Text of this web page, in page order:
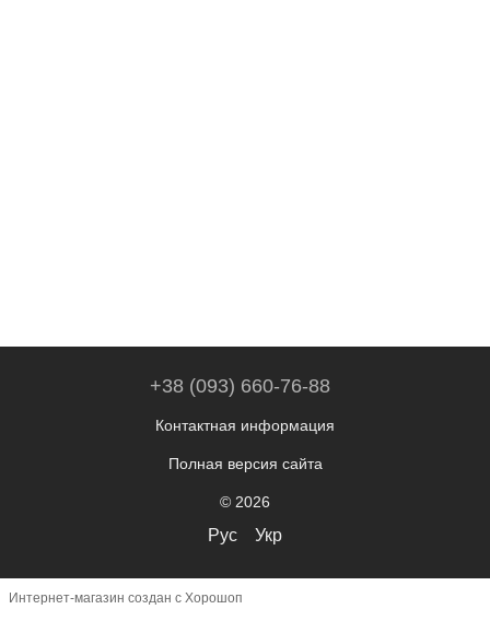
+38 (093) 660-76-88
Контактная информация
Полная версия сайта
© 2026
Рус Укр
Интернет-магазин создан с Хорошоп